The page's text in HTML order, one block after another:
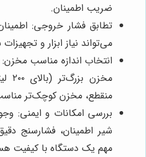
ضریب اطمینان.
تطابق فشار خروجی:
می‌تواند نیاز ابزار و
انتخاب اندازه مناسب
منقطع، مخزن کوچک‌تر
بررسی امکانات و ایمنی:
شیر اطمینان، فشارسنج
مهم یک دستگاه با کیفیت